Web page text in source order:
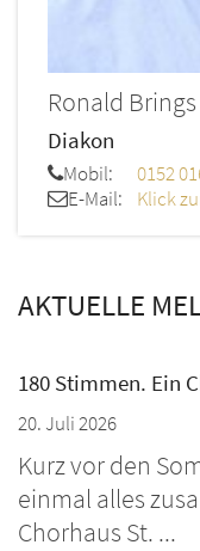
Ronald Brings
Diakon
Mobil:
0152
E-Mail:
Klick
AKTUELLE
180 Stimmen. Ein
20. Juli 2026
Kurz vor den
einmal alles
Chorhaus St. ...